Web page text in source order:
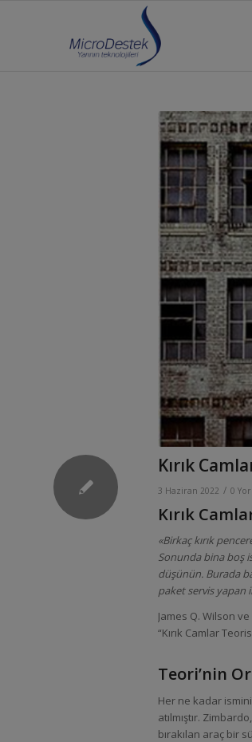
Kırık
3 Haziran 2022 / 0
Kırık
«Birkaç kırık
Sonunda bina boş
düşünün. Burada
paket servis yapan
James Q. Wilson
“Kırık Camlar
Teori’nin
Her ne kadar
atılmıştır.
bırakılan araç bir